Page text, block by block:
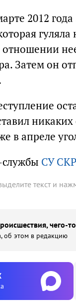
2012
отношении
Затем он
никаких
в апреле
СУ
текст и
чего-
об этом в редакцию